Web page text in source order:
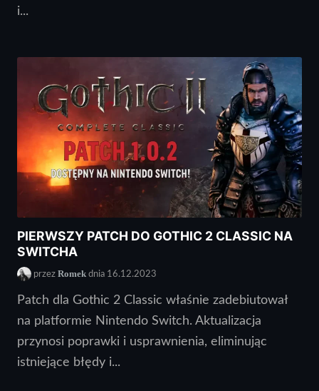
i...
PIERWSZY PATCH DO GOTHIC 2 CLASSIC NA
SWITCHA
przez Romek dnia 16.12.2023
Patch dla Gothic 2 Classic właśnie zadebiutował
na platformie Nintendo Switch. Aktualizacja
przynosi poprawki i usprawnienia, eliminując
istniejące błędy i...